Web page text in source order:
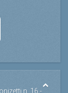
n. 16 -